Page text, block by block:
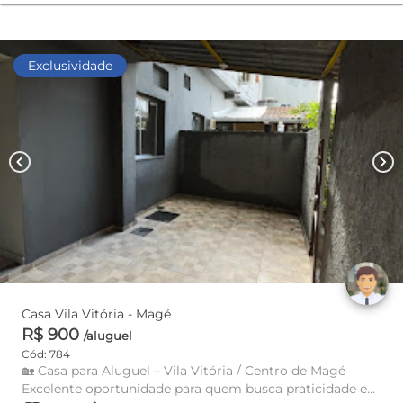
Exclusividade
chevron_left chevron_right
Casa Vila Vitória - Magé
R$ 900 /aluguel
Cód: 784
🏡 Casa para Aluguel – Vila Vitória / Centro de Magé
Excelente oportunidade para quem busca praticidade e